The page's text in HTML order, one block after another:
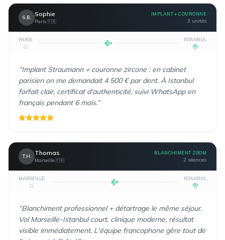
S.B. Sophie
Paris 🇫🇷
IMPLANT + COURONNE
3 unités
PARIS ISTANBUL
“Implant Straumann + couronne zircone : en cabinet
parisien on me demandait 4 500 € par dent. À Istanbul
forfait clair, certificat d'authenticité, suivi WhatsApp en
français pendant 6 mois.”
T.H. Thomas
Marseille 🇫🇷
BLANCHIMENT ZOOM
2 séances
MARSEILLE ISTANBUL
“Blanchiment professionnel + détartrage le même séjour.
Vol Marseille–Istanbul court, clinique moderne, résultat
visible immédiatement. L'équipe francophone gère tout de